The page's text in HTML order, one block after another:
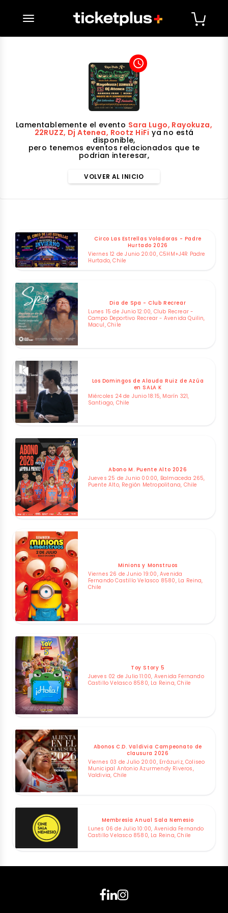
desplegar navegación
access_time
Lamentablemente el evento Sara Lugo, Rayokuza,
22RUZZ, Dj Atenea, Rootz HiFi ya no está
disponible,
pero tenemos eventos relacionados que te
podrian interesar,
VOLVER AL INICIO
Circo Las Estrellas Voladoras - Padre
Hurtado 2026
Viernes 12 de Junio 20:00, C5HM+J4R Padre
Hurtado, Chile
Dia de Spa - Club Recrear
Lunes 15 de Junio 12:00, Club Recrear -
Campo Deportivo Recrear - Avenida Quilin,
Macul, Chile
Los Domingos de Alauda Ruiz de Azúa
en SALA K
Miércoles 24 de Junio 18:15, Marín 321,
Santiago, Chile
Abono M. Puente Alto 2026
Jueves 25 de Junio 00:00, Balmaceda 265,
Puente Alto, Región Metropolitana, Chile
Minions y Monstruos
Viernes 26 de Junio 19:00, Avenida
Fernando Castillo Velasco 8580, La Reina,
Chile
Toy Story 5
Jueves 02 de Julio 11:00, Avenida Fernando
Castillo Velasco 8580, La Reina, Chile
Abonos C.D. Valdivia Campeonato de
clausura 2026
Viernes 03 de Julio 20:00, Errázuriz, Coliseo
Municipal Antonio Azurmendy Riveros,
Valdivia, Chile
Membresía Anual Sala Nemesio
Lunes 06 de Julio 10:00, Avenida Fernando
Castillo Velasco 8580, La Reina, Chile